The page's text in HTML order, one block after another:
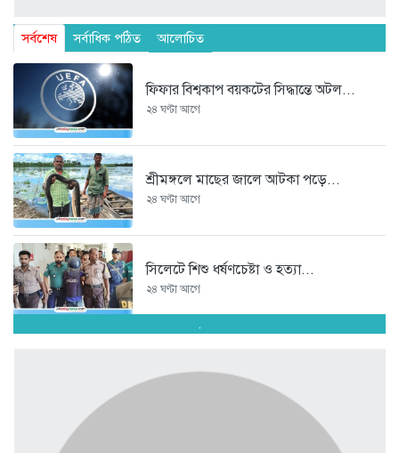
সর্বশেষ সর্বাধিক পঠিত আলোচিত
ফিফার বিশ্বকাপ বয়কটের সিদ্ধান্তে অটল...
২৪ ঘণ্টা আগে
শ্রীমঙ্গলে মাছের জালে আটকা পড়ে...
২৪ ঘণ্টা আগে
সিলেটে শিশু ধর্ষণচেষ্টা ও হত্যা...
২৪ ঘণ্টা আগে
২৪ ঘণ্টা আগে
.